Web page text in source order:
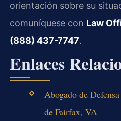
orientación sobre su
comuníquese con Law
(888) 437-7747.
Enlaces
Abogado de
de Fairfax, VA